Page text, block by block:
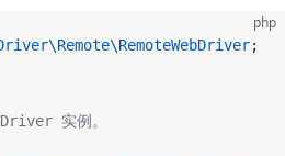
php
;
实例。